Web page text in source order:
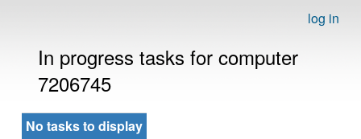
log in
In progress tasks for computer
7206745
No tasks to display